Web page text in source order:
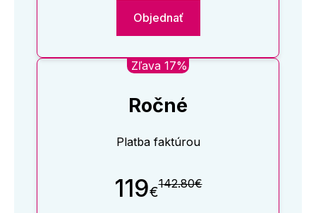
Objednať
Zľava 17%
Ročné
Platba faktúrou
119€142.80€